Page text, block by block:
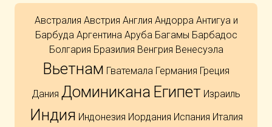
Австралия Австрия Англия Андорра Антигуа и
Барбуда Аргентина Аруба Багамы Барбадос
Болгария Бразилия Венгрия Венесуэла
Вьетнам Гватемала Германия Греция
Дания Доминикана Египет Израиль
Индия Индонезия Иордания Испания Италия